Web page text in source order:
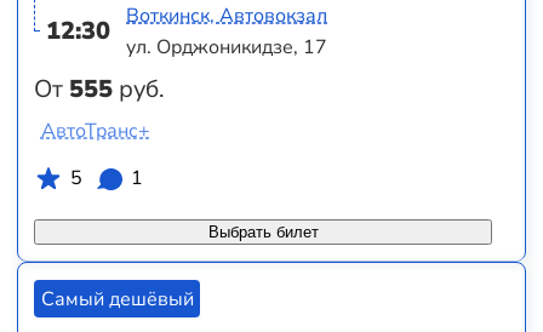
12:30
От 555 руб.
Воткинск, Автовокзал
ул. Орджоникидзе, 17
Выбрать билет
АвтоТранс+
5
1
Самый дешёвый